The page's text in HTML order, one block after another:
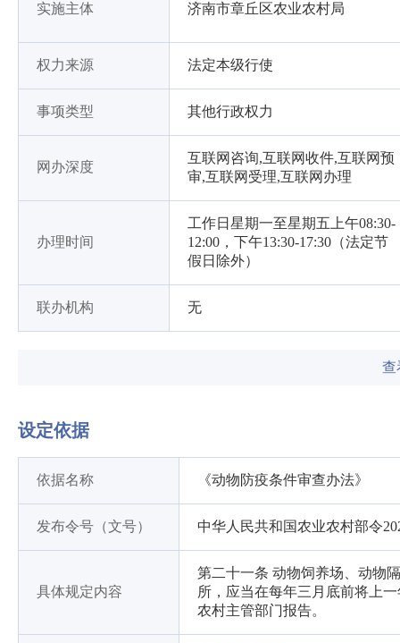
实施主体 济南市章丘区农业农村局
权力来源 法定本级行使
事项类型 其他行政权力
网办深度
互联网咨询,互联网收件,互联网预
审,互联网受理,互联网办理
办理时间
工作日星期一至星期五上午08:30-
12:00，下午13:30-17:30（法定节
假日除外）
联办机构 无
查
设定依据
依据名称 《动物防疫条件审查办法》
发布令号（文号） 中华人民共和国农业农村部令
具体规定内容
第二十一条 动物饲养场、动物
所，应当在每年三月底前将上
农村主管部门报告。